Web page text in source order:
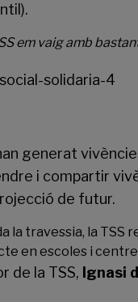
em vaig amb
generat
i compartir
de futur.
la travessia, la
en escoles i
de la TSS, Ignasi